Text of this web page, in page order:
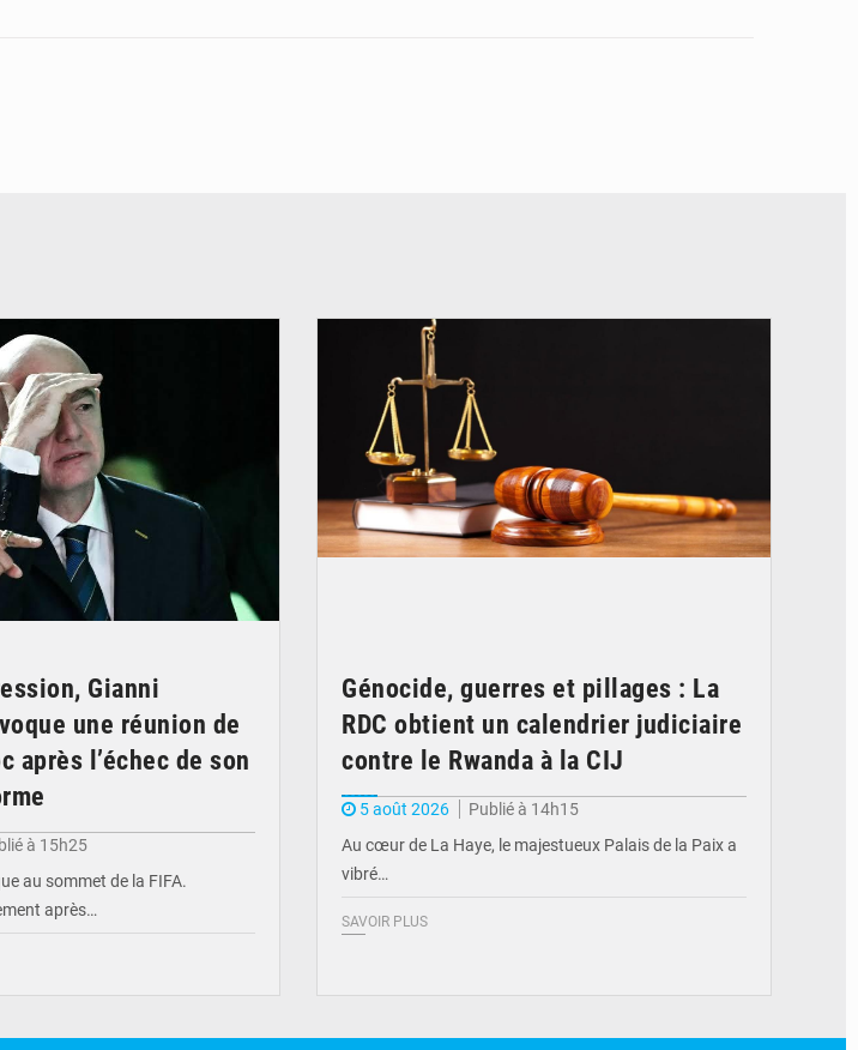
Gianni
une réunion de
après l’échec de son
à 15h25
au sommet de la FIFA.
après…
Génocide, guerres et pillages : La
RDC obtient un calendrier judiciaire
contre le Rwanda à la CIJ
5 août 2026
Publié à 14h15
Au cœur de La Haye, le majestueux Palais de la Paix a
vibré…
SAVOIR PLUS